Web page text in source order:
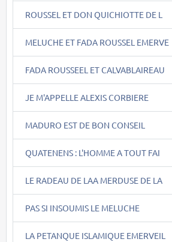
ROUSSEL ET DON QUICHIOTTE DE L
MELUCHE ET FADA ROUSSEL EMERVE
FADA ROUSSEEL ET CALVABLAIREAU
JE M'APPELLE ALEXIS CORBIERE
MADURO EST DE BON CONSEIL
QUATENENS : L'HOMME A TOUT FAI
LE RADEAU DE LAA MERDUSE DE LA
PAS SI INSOUMIS LE MELUCHE
LA PETANQUE ISLAMIQUE EMERVEIL